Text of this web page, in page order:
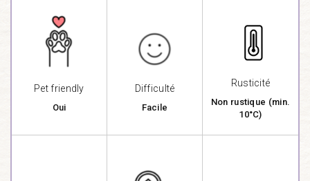
Pet friendly
Oui
Difficulté
Facile
Rusticité
Non rustique (min.
10°C)